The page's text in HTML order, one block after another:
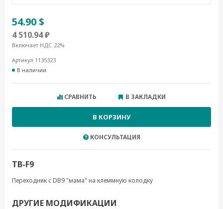
54.90 $
4 510.94 ₽
Включает НДС 22%
Артикул 1135323
В наличии
СРАВНИТЬ В ЗАКЛАДКИ
В КОРЗИНУ
КОНСУЛЬТАЦИЯ
TB-F9
Переходник с DB9 "мама" на клеммную колодку
ДРУГИЕ МОДИФИКАЦИИ